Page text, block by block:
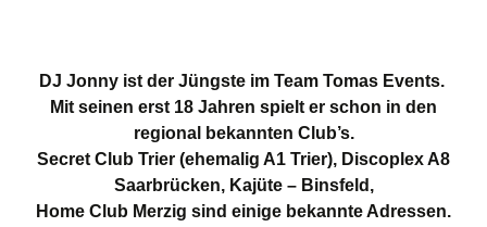
DJ Jonny ist der Jüngste im Team Tomas Events.
Mit seinen erst 18 Jahren spielt er schon in den
regional bekannten Club’s.
Secret Club Trier (ehemalig A1 Trier), Discoplex A8
Saarbrücken, Kajüte – Binsfeld,
Home Club Merzig sind einige bekannte Adressen.